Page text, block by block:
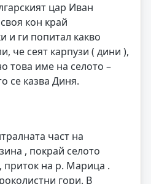
цар Иван
кон край
и ги попитал какво
че сеят карпузи ( дини ),
това име на селото –
се казва Диня.
част на
, покрай селото
приток на р. Марица .
гори. В